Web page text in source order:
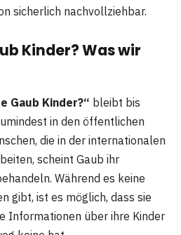
sicherlich nachvollziehbar.
Kinder? Was wir
Gaub Kinder?“ bleibt bis
in den öffentlichen
die in der internationalen
scheint Gaub ihr
Während es keine
gibt, ist es möglich, dass sie
Informationen über ihre Kinder